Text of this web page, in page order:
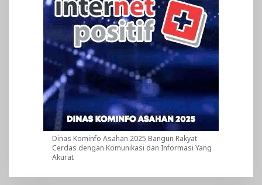
Dinas Kominfo Asahan 2025 Bangun Rakyat
Cerdas dengan Komunikasi dan Informasi Yang
Akurat